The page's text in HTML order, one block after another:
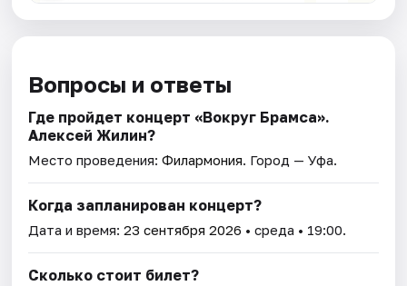
Вопросы и ответы
Где пройдет концерт «Вокруг Брамса».
Алексей Жилин?
Место проведения:Филармония. Город — Уфа.
Когда запланирован концерт?
Дата и время:23 сентября 2026 • среда • 19:00.
Сколько стоит билет?